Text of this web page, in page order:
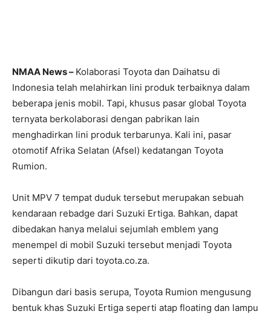
NMAA News – Kolaborasi Toyota dan Daihatsu di
Indonesia telah melahirkan lini produk terbaiknya dalam
beberapa jenis mobil. Tapi, khusus pasar global Toyota
ternyata berkolaborasi dengan pabrikan lain
menghadirkan lini produk terbarunya. Kali ini, pasar
otomotif Afrika Selatan (Afsel) kedatangan Toyota
Rumion.
Unit MPV 7 tempat duduk tersebut merupakan sebuah
kendaraan rebadge dari Suzuki Ertiga. Bahkan, dapat
dibedakan hanya melalui sejumlah emblem yang
menempel di mobil Suzuki tersebut menjadi Toyota
seperti dikutip dari toyota.co.za.
Dibangun dari basis serupa, Toyota Rumion mengusung
bentuk khas Suzuki Ertiga seperti atap floating dan lampu